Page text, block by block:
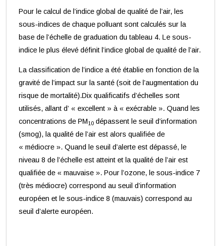
Pour le calcul de l’indice global de qualité de l’air, les
sous-indices de chaque polluant sont calculés sur la
base de l’échelle de graduation du tableau 4. Le sous-
indice le plus élevé définit l’indice global de qualité de l’air.
La classification de l’indice a été établie en fonction de la
gravité de l’impact sur la santé (soit de l’augmentation du
risque de mortalité).Dix qualificatifs d’échelles sont
utilisés, allant d’ « excellent » à « exécrable ». Quand les
concentrations de PM10 dépassent le seuil d’information
(smog), la qualité de l’air est alors qualifiée de
« médiocre ». Quand le seuil d’alerte est dépassé, le
niveau 8 de l’échelle est atteint et la qualité de l’air est
qualifiée de « mauvaise ». Pour l’ozone, le sous-indice 7
(très médiocre) correspond au seuil d’information
européen et le sous-indice 8 (mauvais) correspond au
seuil d’alerte européen.